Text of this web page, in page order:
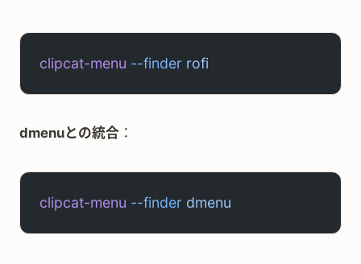
clipcat-menu --finder rofi
dmenuとの統合 ：
clipcat-menu --finder dmenu